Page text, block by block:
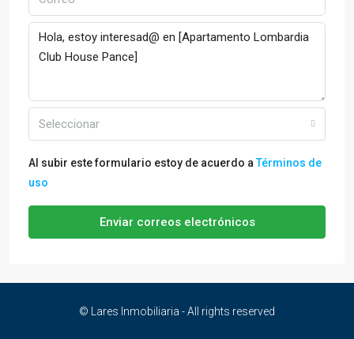
Seleccionar
Al subir este formulario estoy de acuerdo aTérminos de
uso
Enviar correos electrónicos
© Lares Inmobiliaria - All rights reserved